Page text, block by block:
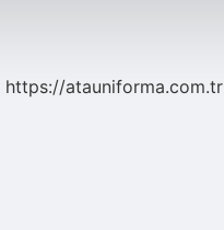
https://atauniforma.com.tr